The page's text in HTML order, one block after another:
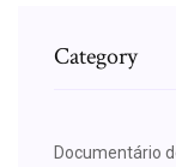
Category
Documentário